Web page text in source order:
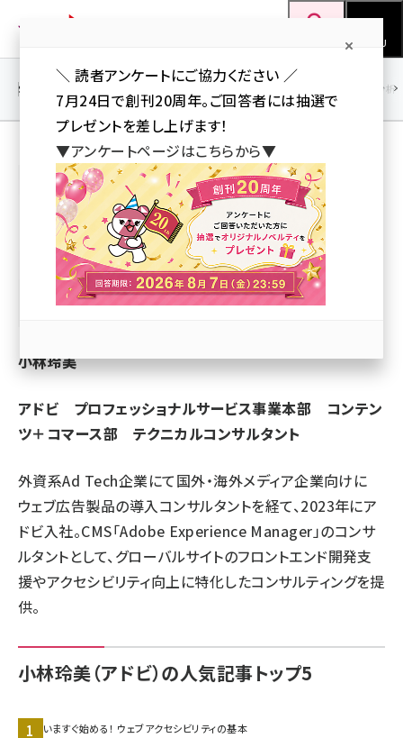
ン
MENU
seo (3519)
ai (2801)
youtube (2425)
note (2310)
z世代 (1620)
meo (1274)
llmo (1160)
SEO アクセス解析／データ分析
小林玲美（アドビ）
小林玲美
アドビ プロフェッショナルサービス事業本部 コンテン
ツ＋コマース部 テクニカルコンサルタント
外資系Ad Tech企業にて国外・海外メディア企業向けに
ウェブ広告製品の導入コンサルタントを経て、2023年にア
ドビ入社。CMS「Adobe Experience Manager」のコンサ
ルタントとして、グローバルサイトのフロントエンド開発支
援やアクセシビリティ向上に特化したコンサルティングを提
供。
小林玲美（アドビ）の人気記事トップ5
いますぐ始める！ ウェブアクセシビリティの基本
＼ 読者アンケートにご協力ください ／
7月24日で創刊20周年。ご回答者には抽選で
プレゼントを差し上げます！
▼アンケートページはこちらから▼